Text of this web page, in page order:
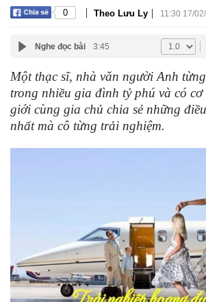
0 | Theo Lưu Ly | 11:30 17/
Nghe đọc bài 3:45
Một thạc sĩ, nhà văn người Anh
trong nhiều gia đình tỷ phú và có
giới cùng gia chủ chia sẻ những
nhất mà cô từng trải nghiệm.